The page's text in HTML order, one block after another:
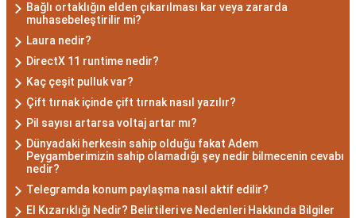
Akrep burcu erkeği, genellikle güçlü bir
karaktere ve derin bir içsel güce sahiptir.
Karizmatik ve etkileyici kişilikleriyle dikkat
çekerler. Akrep burcu erkekleri, duygusal
derinlikleri ve tutkulu yaklaşımlarıyla ilişkilerde
derin bağlar kurabilirler. Ancak, bazen kıskançlık
eğilimleri de gösterebilirler.
Akrep Burcu Kadını
Özellikleri: Çekici ve Zeki
Bağlı ortaklığın elden çıkarılması kar veya zararda
muhasebeleştirilir mi?
Laura nedir?
DirectX 11 runtime nedir?
Kaç çeşit pulluk var?
Çift tırnak içinde çift tırnak nasıl yazılır?
Pil sayısı artarsa voltaj artar mı?
Dünyadaki herkesin sahip olduğu fakat Adem
Peygamberimizin sahip olamadığı şey nedir bilmecenin cevabı
nedir?
Telegramda konum paylaşma nasıl aktif edilir?
El Kızarıklığı Nedir? Belirtileri ve Nedenleri Hakkında Bilgiler